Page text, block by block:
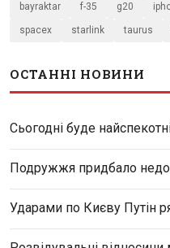
bayraktar f-35 g20
spacex starlink taurus
ОСТАННІ НОВИНИ
Сьогодні буде
Подружжя придбало
Ударами по Києву Путін